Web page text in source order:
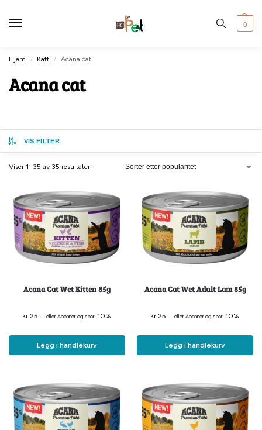
0
Hjem / Katt / Acana cat
Acana cat
VIS FILTER
Viser 1–35 av 35 resultater
Acana Cat Wet Kitten 85g
kr 25 —eller Abonner og spar 10%
Legg i handlekurv
Acana Cat Wet Adult Lam 85g
kr 25 —eller Abonner og spar 10%
Legg i handlekurv